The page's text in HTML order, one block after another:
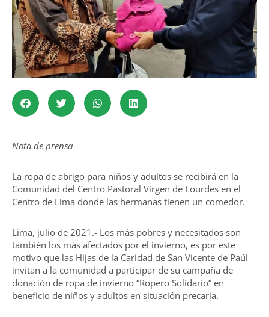
Nota de prensa
La ropa de abrigo para niños y adultos se recibirá en la
Comunidad del Centro Pastoral Virgen de Lourdes en el
Centro de Lima donde las hermanas tienen un comedor.
Lima, julio de 2021.- Los más pobres y necesitados son
también los más afectados por el invierno, es por este
motivo que las Hijas de la Caridad de San Vicente de Paúl
invitan a la comunidad a participar de su campaña de
donación de ropa de invierno “Ropero Solidario” en
beneficio de niños y adultos en situación precaria.